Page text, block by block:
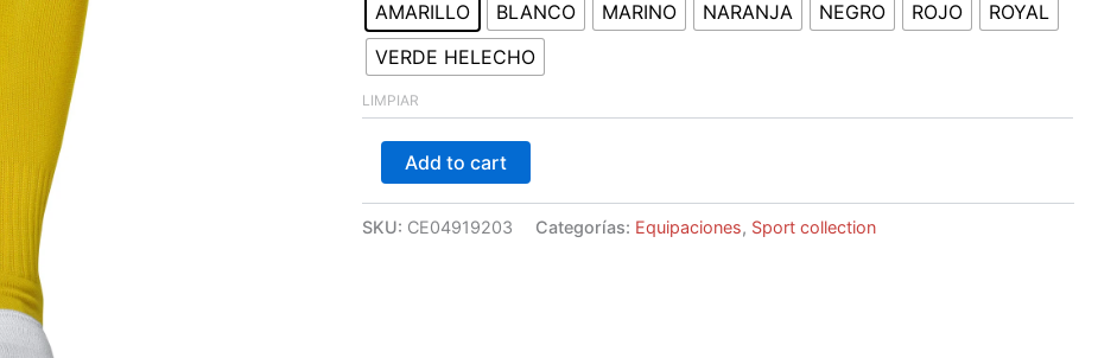
AMARILLO BLANCO MARINO NARANJA NEGRO ROJO
ROYAL
VERDE HELECHO
LIMPIAR
Add to cart
SKU: CE04919203 Categorías: Equipaciones, Sport collection